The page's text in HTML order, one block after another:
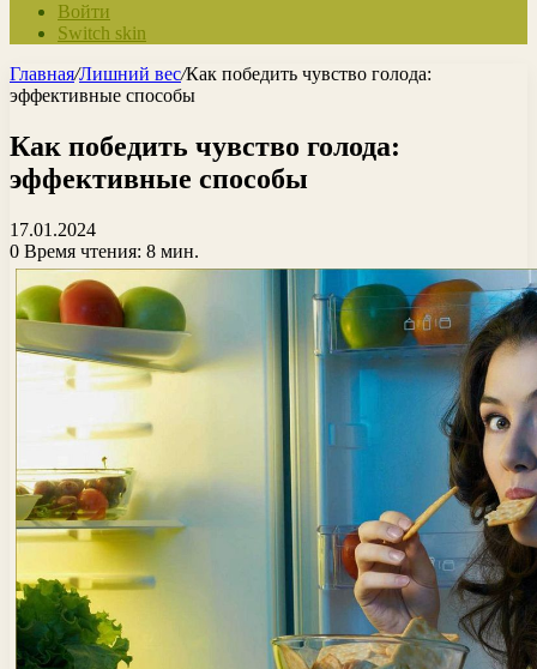
Войти
Switch skin
Главная/Лишний вес/Как победить чувство голода:
эффективные способы
Как победить чувство голода:
эффективные способы
17.01.2024
0 Время чтения: 8 мин.